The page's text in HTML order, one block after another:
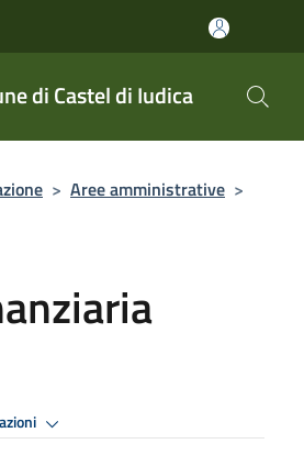
di Castel di Iudica
> Aree amministrative >